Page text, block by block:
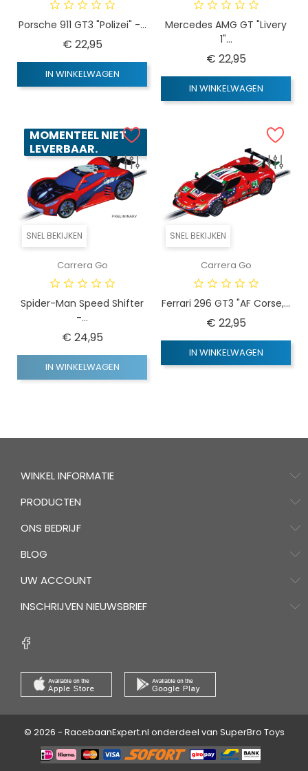
Porsche 911 GT3 "Polizei" -...
€ 22,95Prijs
IN WINKELWAGEN
Mercedes AMG GT "Livery
1"...
€ 22,95Prijs
IN WINKELWAGEN
SNEL BEKIJKEN
MOMENTEEL NIET
LEVERBAAR.
Carrera Go
Spider-Man Speed Shifter
-...
€ 24,95Prijs
IN WINKELWAGEN
SNEL BEKIJKEN
Carrera Go
Ferrari 296 GT3 "AF Corse,...
€ 22,95Prijs
IN WINKELWAGEN
WINKEL INFORMATIE
PRODUCTEN
ONS BEDRIJF
BLOG
UW ACCOUNT
INSCHRIJVEN NIEUWSBRIEF
© 2026 - RacebaanExpert.nl onderdeel van SuperBro Toys